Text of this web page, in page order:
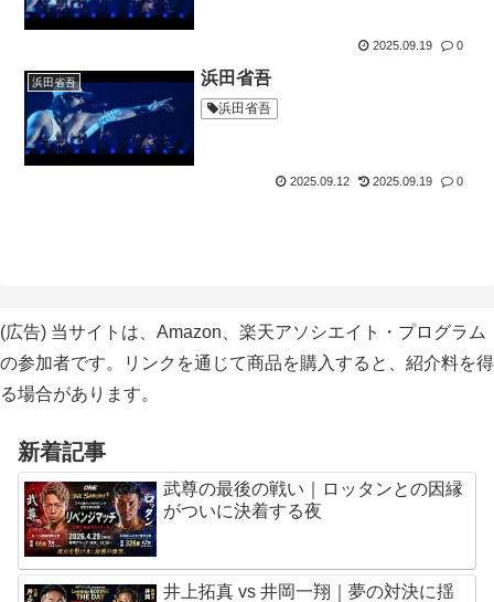
2025.09.19 0
浜田省吾 浜田省吾
浜田省吾
2025.09.12 2025.09.19 0
(広告) 当サイトは、Amazon、楽天アソシエイト・プログラム
の参加者です。リンクを通じて商品を購入すると、紹介料を得
る場合があります。
新着記事
武尊の最後の戦い｜ロッタンとの因縁
がついに決着する夜
井上拓真 vs 井岡一翔｜夢の対決に揺